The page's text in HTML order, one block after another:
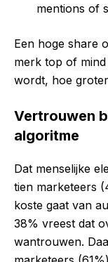
mentions of
Een hoge share
merk top of
wordt, hoe
Vertrouwen
algoritme
Dat menselijke
tien marketeers
koste gaat van
38% vreest dat
wantrouwen.